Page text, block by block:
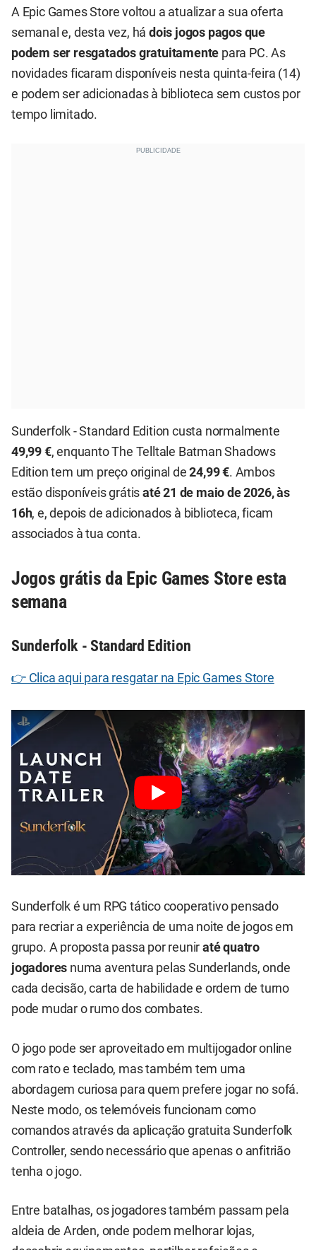
A Epic Games Store voltou a atualizar a sua oferta
semanal e, desta vez, hádois jogos pagos que
podem ser resgatados gratuitamente para PC. As
novidades ficaram disponíveis nesta quinta-feira (14)
e podem ser adicionadas à biblioteca sem custos por
tempo limitado.
Sunderfolk - Standard Edition custa normalmente
49,99 €, enquanto The Telltale Batman Shadows
Edition tem um preço original de24,99 €. Ambos
estão disponíveis grátisaté 21 de maio de 2026, às
16h, e, depois de adicionados à biblioteca, ficam
associados à tua conta.
Jogos grátis da Epic Games Store esta
semana
Sunderfolk - Standard Edition
👉 Clica aqui para resgatar na Epic Games Store
Sunderfolk é um RPG tático cooperativo pensado
para recriar a experiência de uma noite de jogos em
grupo. A proposta passa por reuniraté quatro
jogadores numa aventura pelas Sunderlands, onde
cada decisão, carta de habilidade e ordem de turno
pode mudar o rumo dos combates.
O jogo pode ser aproveitado em multijogador online
com rato e teclado, mas também tem uma
abordagem curiosa para quem prefere jogar no sofá.
Neste modo, os telemóveis funcionam como
comandos através da aplicação gratuita Sunderfolk
Controller, sendo necessário que apenas o anfitrião
tenha o jogo.
Entre batalhas, os jogadores também passam pela
aldeia de Arden, onde podem melhorar lojas,